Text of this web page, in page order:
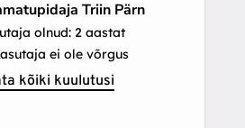
Triin Pärn
olnud: 2 aastat
ei ole võrgus
kõiki kuulutusi